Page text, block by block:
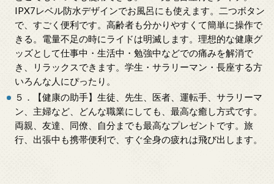
IPX7レベル防水デザインでお風呂にも使えます。二つボタン
で、すごく便利です。高齢者も分かりやすくて簡単に操作で
きる。電量不足の時にライドは明滅します。理想的な健康グ
ッズとして仕事中・生活中・勉強中などでの痛みを解消で
き、リラックスできます。学生・サラリーマン・長座する方
いろんな人にぴったり。
５．【健康の助手】生徒、先生、医者、運転手、サラリーマ
ン、主婦など、どんな職業にしても、最高な癒し方式です。
両親、友達、同僚、自分までも最高なプレゼントです。旅
行、出張中も携帯便利で、すぐ全身の疲れは飛び出します。